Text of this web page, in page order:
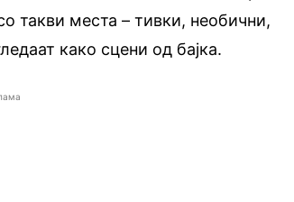
такви места – тивки, необични,
како сцени од бајка.